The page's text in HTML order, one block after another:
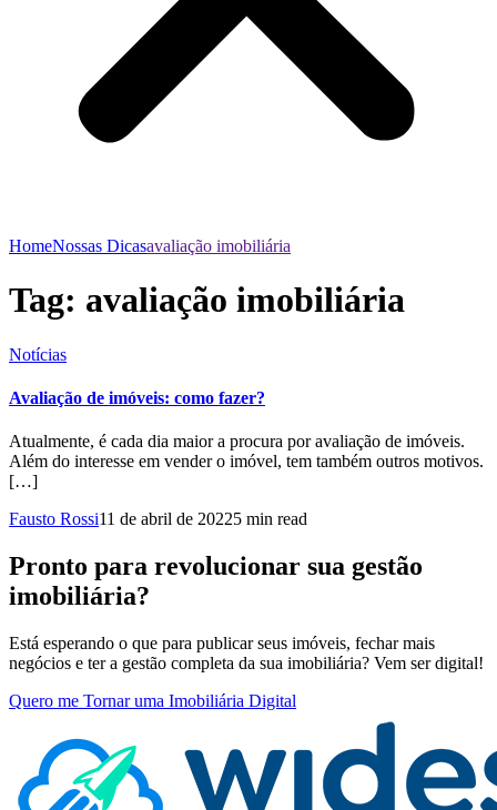
HomeNossas Dicasavaliação imobiliária
Tag: avaliação imobiliária
Notícias
Avaliação de imóveis: como fazer?
Atualmente, é cada dia maior a procura por avaliação de imóveis.
Além do interesse em vender o imóvel, tem também outros motivos.
[…]
Fausto Rossi11 de abril de 20225 min read
Pronto para revolucionar sua gestão
imobiliária?
Está esperando o que para publicar seus imóveis, fechar mais
negócios e ter a gestão completa da sua imobiliária? Vem ser digital!
Quero me Tornar uma Imobiliária Digital